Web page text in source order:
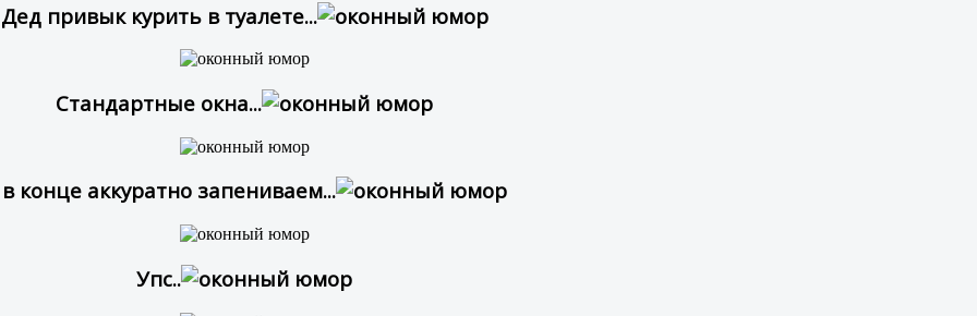
Дед привык курить в туалете...
Стандартные окна...
конце аккуратно запениваем...
Упс..